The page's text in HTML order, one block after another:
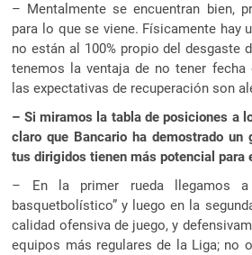
– Mentalmente se encuentran bien,
para lo que se viene. Físicamente hay
no están al 100% propio del desgaste
tenemos la ventaja de no tener fecha
las expectativas de recuperación son
– Si miramos la tabla de posiciones a
claro que Bancario ha demostrado un
tus dirigidos tienen más potencial para
– En la primer rueda llegamos
basquetbolístico” y luego en la
calidad ofensiva de juego, y
equipos más regulares de la Liga; no